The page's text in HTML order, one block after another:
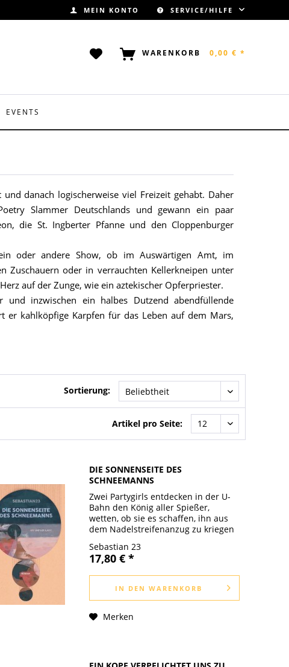
MEIN KONTO SERVICE/HILFE
WARENKORB 0,00 € *
EVENTS
danach logischerweise viel Freizeit gehabt. Daher
Slammer Deutschlands und gewann ein paar
die St. Ingberter Pfanne und den Cloppenburger
oder andere Show, ob im Auswärtigen Amt, im
Zuschauern oder in verrauchten Kellerkneipen unter
auf der Zunge, wie ein aztekischer Opferpriester.
inzwischen ein halbes Dutzend abendfüllende
er kahlköpfige Karpfen für das Leben auf dem Mars,
Sortierung:
Artikel pro Seite:
DIE SONNENSEITE DES
SCHNEEMANNS
Zwei Partygirls entdecken in der U-
Bahn den König aller Spießer,
wetten, ob sie es schaffen, ihn aus
dem Nadelstreifenanzug zu kriegen
Günter möchte viel lieber seine
Möbel mit dem Geodreieck...
Sebastian 23
17,80 € *
IN DEN WARENKORB
Merken